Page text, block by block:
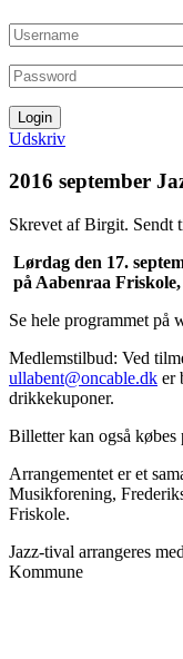
Udskriv
2016 september
Skrevet af Birgit. Sendt
Lørdag den 17.
på Aabenraa
Se hele programmet på
Medlemstilbud: Ved
ullabent@oncable.dk er
drikkekuponer.
Billetter kan også købes
Arrangementet er et
Musikforening,
Friskole.
Jazz-tival arrangeres
Kommune